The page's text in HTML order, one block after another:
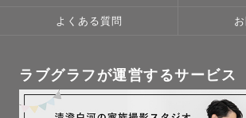
よくある質問
ラブグラフが運営するサービス